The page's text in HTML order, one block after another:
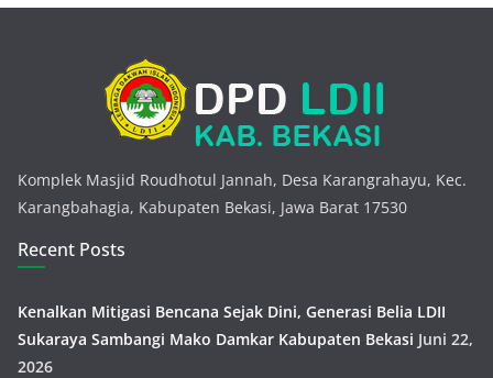
Komplek Masjid Roudhotul Jannah, Desa Karangrahayu, Kec.
Karangbahagia, Kabupaten Bekasi, Jawa Barat 17530
Recent Posts
Kenalkan Mitigasi Bencana Sejak Dini, Generasi Belia LDII
Sukaraya Sambangi Mako Damkar Kabupaten Bekasi Juni 22,
2026